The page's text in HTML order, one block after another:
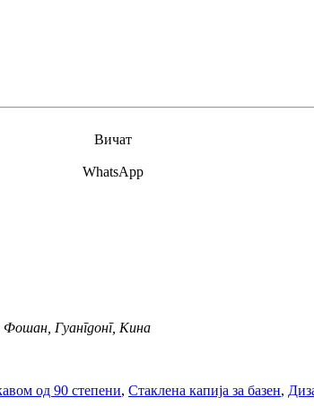
Вичат
WhatsApp
Фошан, Гуангдонг, Кина
од 90 степени, Стаклена капија за базен,